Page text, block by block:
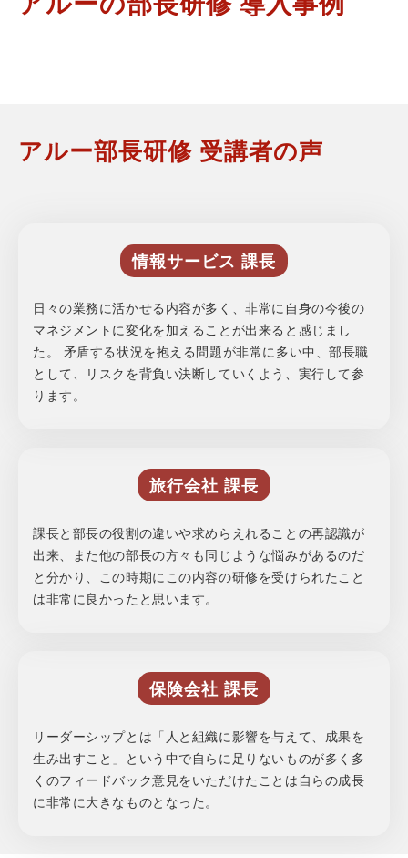
アルー部長研修 受講者の声
情報サービス 課長
日々の業務に活かせる内容が多く、非常に自身の今後の
マネジメントに変化を加えることが出来ると感じまし
た。 矛盾する状況を抱える問題が非常に多い中、部長職
として、リスクを背負い決断していくよう、実行して参
ります。
旅行会社 課長
課長と部長の役割の違いや求めらえれることの再認識が
出来、また他の部長の方々も同じような悩みがあるのだ
と分かり、この時期にこの内容の研修を受けられたこと
は非常に良かったと思います。
保険会社 課長
リーダーシップとは「人と組織に影響を与えて、成果を
生み出すこと」という中で自らに足りないものが多く多
くのフィードバック意見をいただけたことは自らの成長
に非常に大きなものとなった。